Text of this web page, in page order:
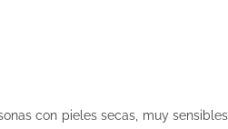
con pieles secas, muy